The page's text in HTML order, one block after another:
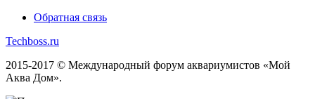
Обратная связь
Techboss.ru
2015-2017 © Международный форум аквариумистов «Мой
Аква Дом».